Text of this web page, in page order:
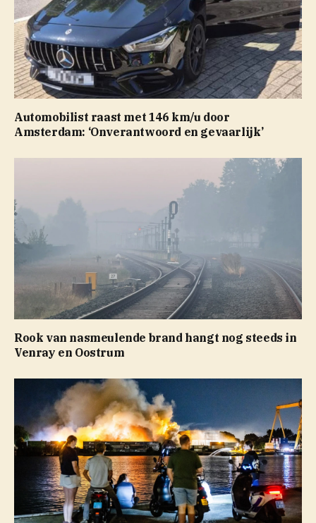
Automobilist raast met 146 km/u door
Amsterdam: ‘Onverantwoord en gevaarlijk’
Rook van nasmeulende brand hangt nog steeds in
Venray en Oostrum